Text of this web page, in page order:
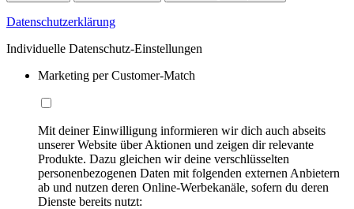
Datenschutzerklärung
Individuelle Datenschutz-Einstellungen
Marketing per Customer-Match
Mit deiner Einwilligung informieren wir dich auch abseits
unserer Website über Aktionen und zeigen dir relevante
Produkte. Dazu gleichen wir deine verschlüsselten
personenbezogenen Daten mit folgenden externen Anbietern
ab und nutzen deren Online-Werbekanäle, sofern du deren
Dienste bereits nutzt: